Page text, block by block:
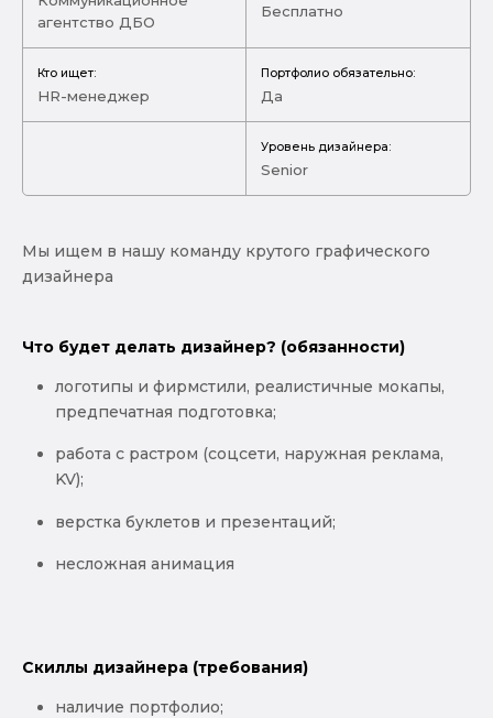
агентство ДБО
Бесплатно
Кто ищет:
HR-менеджер
Портфолио обязательно:
Да
Уровень дизайнера:
Senior
Мы ищем в нашу команду крутого графического
дизайнера
Что будет делать дизайнер? (обязанности)
логотипы и фирмстили, реалистичные мокапы,
предпечатная подготовка;
работа с растром (соцсети, наружная реклама,
KV);
верстка буклетов и презентаций;
несложная анимация
Скиллы дизайнера (требования)
наличие портфолио;